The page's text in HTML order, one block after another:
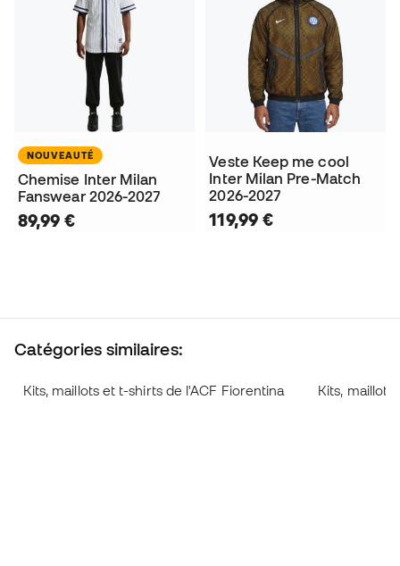
NOUVEAUTÉ
Chemise Inter Milan
Fanswear 2026-2027
89,99 €
Veste Keep me cool
Inter Milan Pre-Match
2026-2027
119,99 €
Catégories similaires:
Kits, maillots et t-shirts de l'ACF Fiorentina Kits,